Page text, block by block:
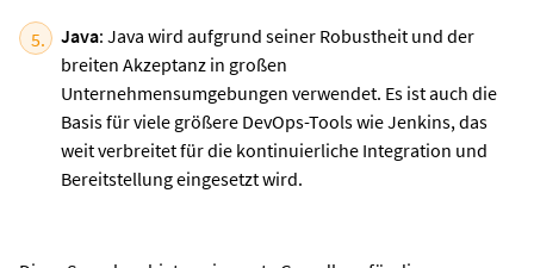
Java: Java wird aufgrund seiner Robustheit und der
breiten Akzeptanz in großen
Unternehmensumgebungen verwendet. Es ist auch die
Basis für viele größere DevOps-Tools wie Jenkins, das
weit verbreitet für die kontinuierliche Integration und
Bereitstellung eingesetzt wird.